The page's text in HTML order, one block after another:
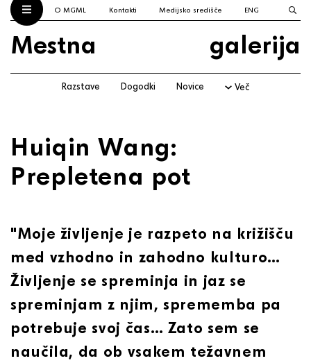
O MGML Kontakti Medijsko središče ENG
Mestna galerija
Razstave Dogodki Novice Več
Huiqin Wang:
Prepletena pot
"Moje življenje je razpeto na križišču
med vzhodno in zahodno kulturo…
Življenje se spreminja in jaz se
spreminjam z njim, sprememba pa
potrebuje svoj čas… Zato sem se
naučila, da ob vsakem težavnem